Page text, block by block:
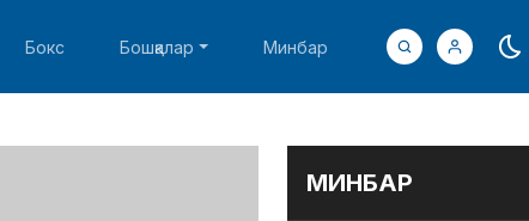
Бокс Бошқалар Минбар
МИНБАР